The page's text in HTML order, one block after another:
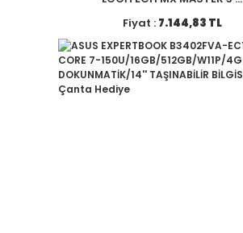
Fiyat : 7.144,83 TL